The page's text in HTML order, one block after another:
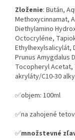
Zloženie: Bután,
Methoxycinnamat,
Diethylamino
Octocryléne,
Ethylhexylsalicylát,
Prunus Amygdalus
Tocopheryl
akryláty/C10-30
✅objem: 100ml
✅na zahojené
✅množstevné